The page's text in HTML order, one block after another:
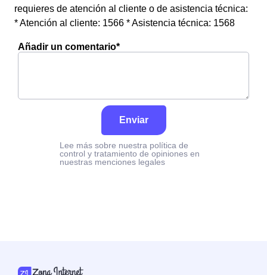
requieres de atención al cliente o de asistencia técnica:
* Atención al cliente: 1566 * Asistencia técnica: 1568
Añadir un comentario*
Enviar
Lee más sobre nuestra política de
control y tratamiento de opiniones en
nuestras menciones legales